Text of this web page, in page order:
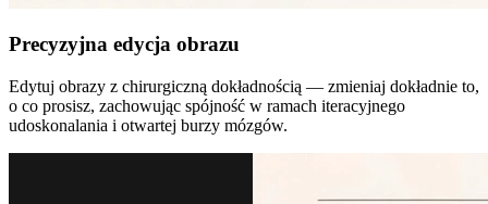
Precyzyjna edycja obrazu
Edytuj obrazy z chirurgiczną dokładnością — zmieniaj dokładnie to,
o co prosisz, zachowując spójność w ramach iteracyjnego
udoskonalania i otwartej burzy mózgów.